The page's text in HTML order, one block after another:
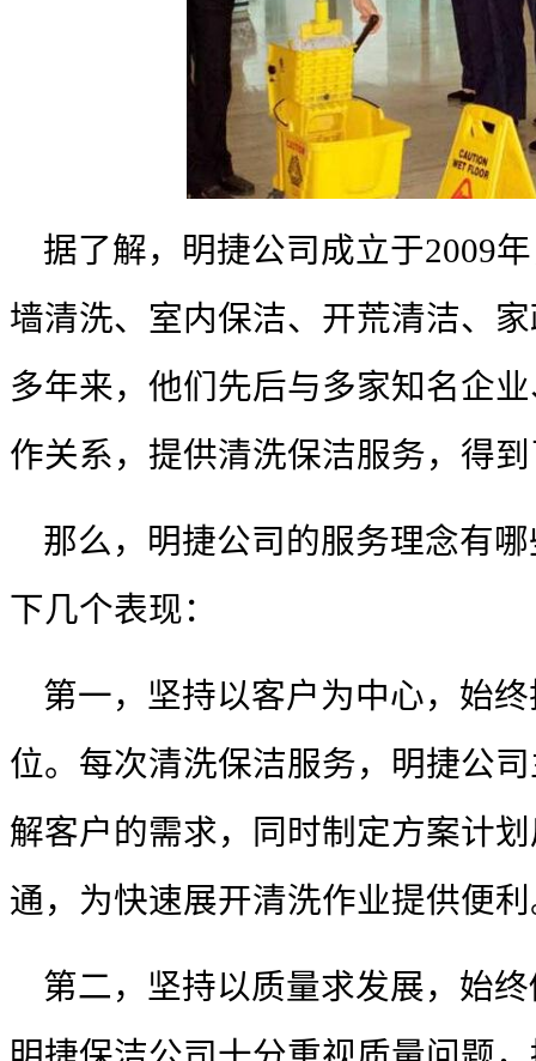
据了解，明捷公司成立于2009
墙清洗、室内保洁、开荒清洁、
多年来，他们先后与多家知名企
作关系，提供清洗保洁服务，得
那么，明捷公司的服务理念有
下几个表现：
第一，坚持以客户为中心，始
位。每次清洗保洁服务，明捷公
解客户的需求，同时制定方案计
通，为快速展开清洗作业提供便
第二，坚持以质量求发展，始